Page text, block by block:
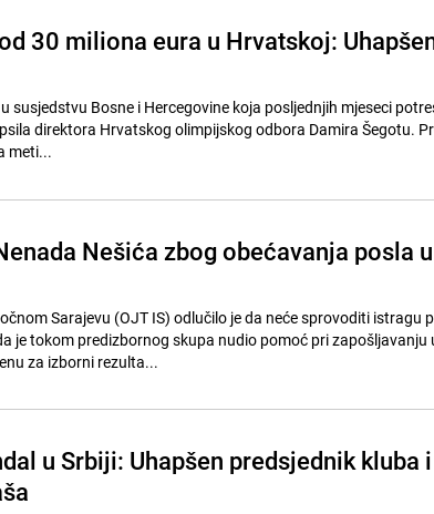
30 miliona eura u Hrvatskoj:
susjedstvu Bosne i Hercegovine koja posljednjih mjeseci
direktora Hrvatskog olimpijskog odbora Damira Šegotu.
meti...
Nešića zbog obećavanja posla u
Sarajevu (OJT IS) odlučilo je da neće sprovoditi istragu
je tokom predizbornog skupa nudio pomoć pri zapošljavanju
za izborni rezulta...
u Srbiji: Uhapšen predsjednik kluba i